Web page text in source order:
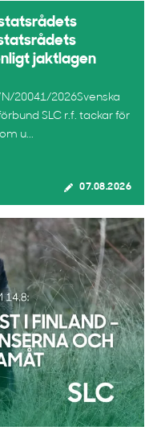
jaktlagen
20041/2026Svenska
SLC r.f. tackar för
u...
07.08.2026